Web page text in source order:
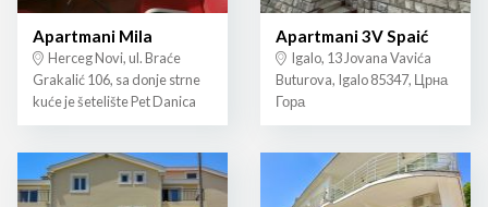
Apartmani Mila
Herceg Novi, ul. Braće
Grakalić 106, sa donje strne
kuće je šetelište Pet Danica
Apartmani 3V Spaić
Igalo, 13 Jovana Vavića
Buturova, Igalo 85347, Црна
Гора